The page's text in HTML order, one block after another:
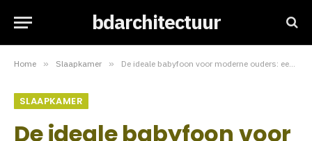
bdarchitectuur
Home » Slaapkamer » De ideale babyfoon voor moderne ouders: een uitgebreide verkenning
SLAAPKAMER
De ideale babyfoon voor